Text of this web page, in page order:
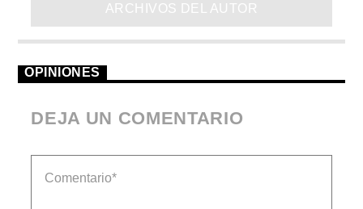
ARCHIVOS DEL AUTOR
OPINIONES
DEJA UN COMENTARIO